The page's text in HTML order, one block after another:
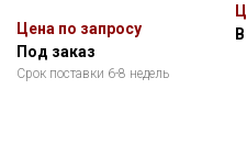
Цена по запросу
Под заказ
Срок поставки 6-8 недель